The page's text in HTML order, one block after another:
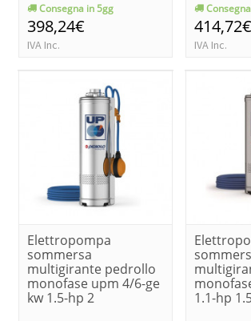
Consegna in 5gg
398,24€
IVA Inc.
414,72€
IVA Inc.
Elettropompa
sommersa
multigirante pedrollo
monofase upm 4/6-ge
kw 1.5-hp 2
1.1-hp